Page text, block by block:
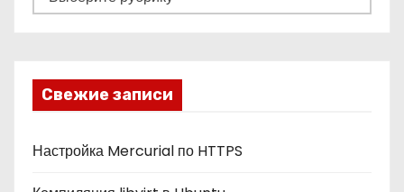
у
к
и
Свежие записи
Настройка Mercurial по HTTPS